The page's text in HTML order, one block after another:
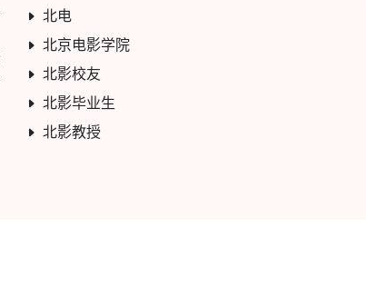
北电
北京电影学院
北影校友
北影毕业生
北影教授